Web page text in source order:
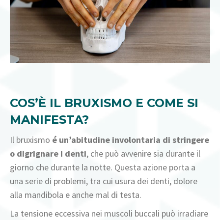
COS’È IL BRUXISMO E COME SI
MANIFESTA?
Il bruxismo é un’abitudine involontaria di stringere
o digrignare i denti, che può avvenire sia durante il
giorno che durante la notte. Questa azione porta a
una serie di problemi, tra cui usura dei denti, dolore
alla mandibola e anche mal di testa.
La tensione eccessiva nei muscoli buccali può irradiare